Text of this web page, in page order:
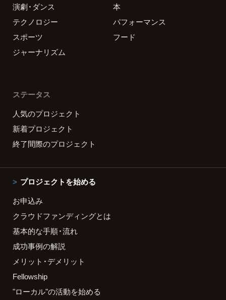
演劇・ダンス
本
テクノロジー
パフォーマンス
スポーツ
フード
ジャーナリズム
ステータス
人気のプロジェクト
新着プロジェクト
終了間際のプロジェクト
プロジェクトを始める
お申込み
クラウドファンディングとは
基本的な手順・流れ
成功事例の解説
メリット・デメリット
Fellowship
"ローカル"の活動を始める